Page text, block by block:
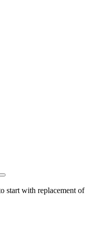
start with replacement of